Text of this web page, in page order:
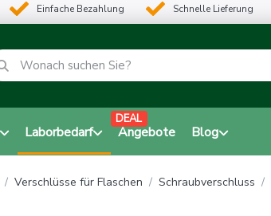
Einfache Bezahlung Schnelle Lieferung
Laborbedarf Angebote
DEAL
Blog
Verschlüsse für Flaschen Schraubverschluss